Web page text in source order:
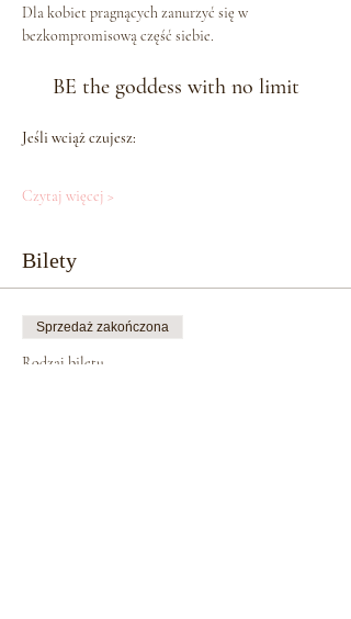
Dla kobiet pragnących zanurzyć się w
bezkompromisową część siebie.
BE the goddess with no limit
Jeśli wciąż czujesz:
Czytaj więcej >
Bilety
Sprzedaż zakończona
Rodzaj biletu